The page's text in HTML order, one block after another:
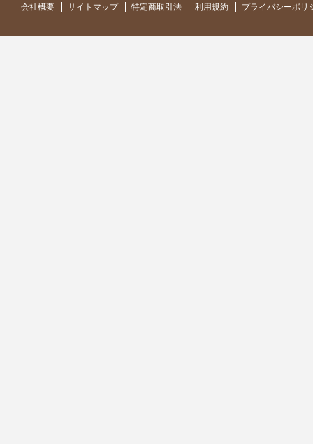
会社概要 サイトマップ 特定商取引法 利用規約 プライバシーポリ